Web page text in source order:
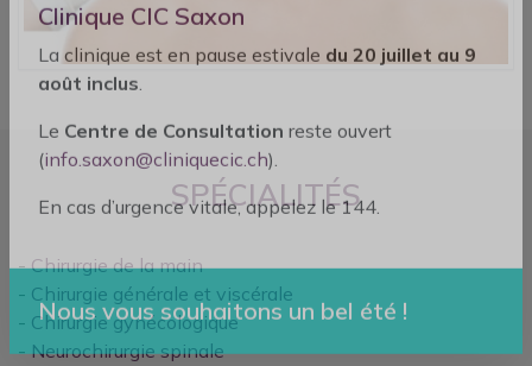
SPÉCIALITÉS
-Chirurgie de la main
- Chirurgie générale et viscérale
- Chirurgie gynécologique
-Neurochirurgie spinale
Clinique CIC Saxon
La clinique est en pause estivale
LeCentre de Consultation
info.saxon@cliniquecic.ch).
Nous vous souhaitons un bel été !